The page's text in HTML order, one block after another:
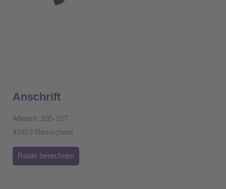
Anschrift
Alleestr. 105-107
42853 Remscheid
Route berechnen